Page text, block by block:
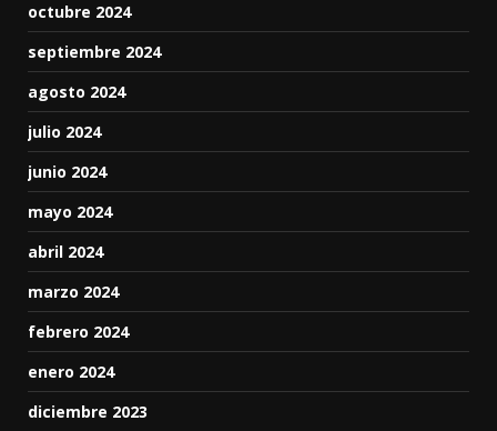
octubre 2024
septiembre 2024
agosto 2024
julio 2024
junio 2024
mayo 2024
abril 2024
marzo 2024
febrero 2024
enero 2024
diciembre 2023